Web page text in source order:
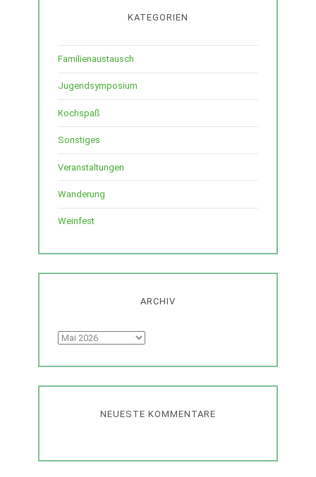
KATEGORIEN
Familienaustausch
Jugendsymposium
Kochspaß
Sonstiges
Veranstaltungen
Wanderung
Weinfest
ARCHIV
Archiv
NEUESTE KOMMENTARE